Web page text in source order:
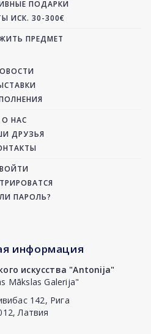
ПОДАРКИ
ИСК. 30-300€
ПРЕДМЕТ
О НАС
ДРУЗЬЯ
ВОЙТИ
ПАРОЛЬ?
информация
искусства "Antonija"
Mākslas Galerija"
142, Рига
Латвия